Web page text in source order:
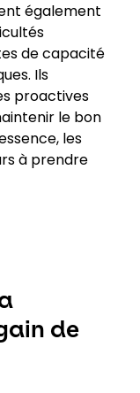
également
de capacité
Ils
proactives
le bon
les
à prendre
de